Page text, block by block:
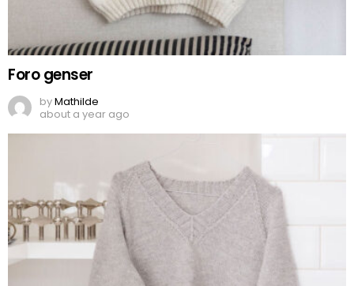
Foro genser
byMathilde
about a year ago